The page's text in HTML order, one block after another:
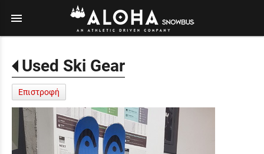
menu
Used Ski Gear
Επιστροφή